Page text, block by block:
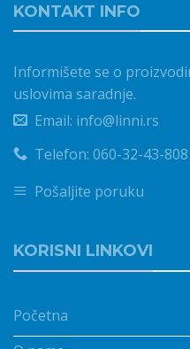
KONTAKT INFO
Informišete se o
uslovima saradnje.
Email: info@linni.rs
Telefon: 060-32-43-808
Pošaljite poruku
KORISNI LINKOVI
Početna